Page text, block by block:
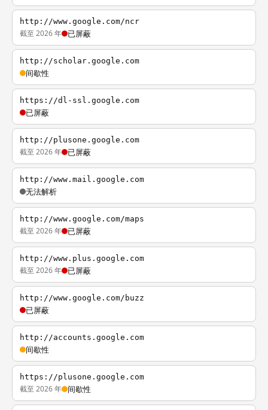
http://www.google.com/ncr
截至 2026 年 已屏蔽
http://scholar.google.com
间歇性
https://dl-ssl.google.com
已屏蔽
http://plusone.google.com
截至 2026 年 已屏蔽
http://www.mail.google.com
无法解析
http://www.google.com/maps
截至 2026 年 已屏蔽
http://www.plus.google.com
截至 2026 年 已屏蔽
http://www.google.com/buzz
已屏蔽
http://accounts.google.com
间歇性
https://plusone.google.com
截至 2026 年 间歇性